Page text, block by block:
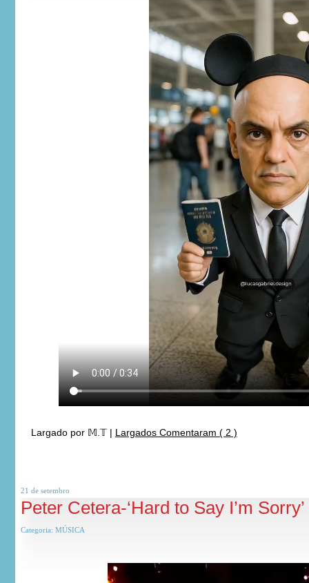
Largado por 𝕄.𝕋 | Largados Comentaram ( 2 )
21 de setembro
Peter Cetera-‘Hard to Say I’m Sorry’
Categoria: MÚSICA